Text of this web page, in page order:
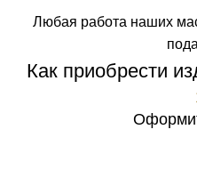
Любая работа наших
Как приобрести